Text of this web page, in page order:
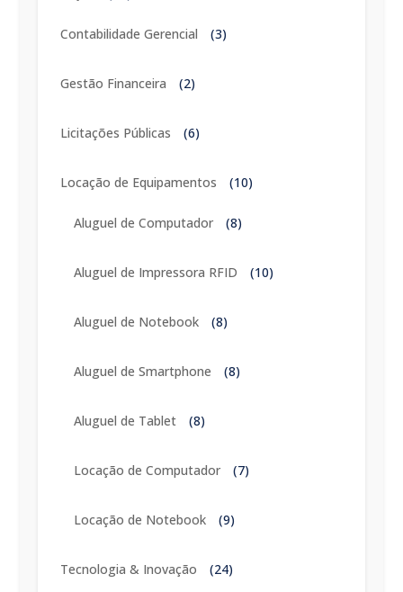
Contabilidade Gerencial (3)
Gestão Financeira (2)
Licitações Públicas (6)
Locação de Equipamentos (10)
Aluguel de Computador (8)
Aluguel de Impressora RFID (10)
Aluguel de Notebook (8)
Aluguel de Smartphone (8)
Aluguel de Tablet (8)
Locação de Computador (7)
Locação de Notebook (9)
Tecnologia & Inovação (24)